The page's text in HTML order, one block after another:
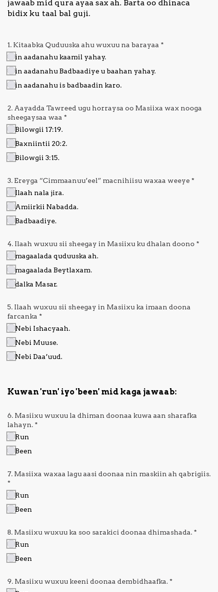
jawaab mid qura ayaa sax ah. Barta oo dhinaca
bidix ku taal bal guji.
1. Kitaabka Quduuska ahu wuxuu na barayaa *
in aadanahu kaamil yahay.
in aadanahu Badbaadiye u baahan yahay.
in aadanahu is badbaadin karo.
2. Aayadda Tawreed ugu horraysa oo Masiixa wax nooga
sheegaysaa waa *
Bilowgii 17:19.
Baxniintii 20:2.
Bilowgii 3:15.
3. Ereyga “Cimmaanuu’eel” macnihiisu waxaa weeye *
Ilaah nala jira.
Amiirkii Nabadda.
Badbaadiye.
4. Ilaah wuxuu sii sheegay in Masiixu ku dhalan doono *
magaalada quduuska ah.
magaalada Beytlaxam.
dalka Masar.
5. Ilaah wuxuu sii sheegay in Masiixu ka imaan doona
farcanka *
Nebi Ishacyaah.
Nebi Muuse.
Nebi Daa’uud.
Kuwan 'run' iyo 'been' mid kaga jawaab:
6. Masiixu wuxuu la dhiman doonaa kuwa aan sharafka
lahayn. *
Run
Been
7. Masiixa waxaa lagu aasi doonaa nin maskiin ah qabrigiis.
*
Run
Been
8. Masiixu wuxuu ka soo sarakici doonaa dhimashada. *
Run
Been
9. Masiixu wuxuu keeni doonaa dembidhaafka. *